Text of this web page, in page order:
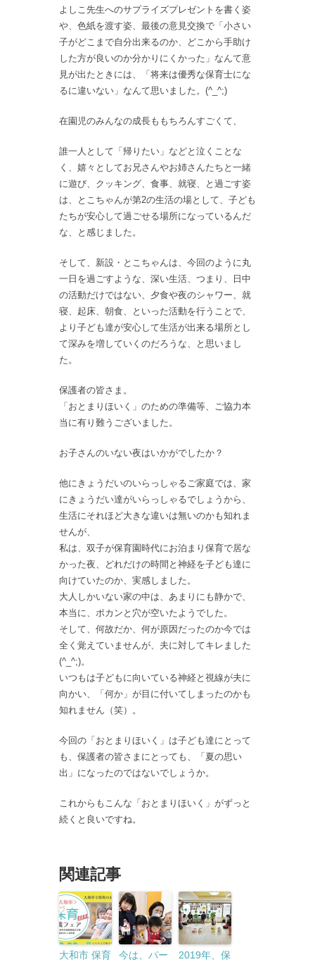
よしこ先生へのサプライズプレゼントを書く姿
や、色紙を渡す姿、最後の意見交換で「小さい
子がどこまで自分出来るのか、どこから手助け
した方が良いのか分かりにくかった」なんて意
見が出たときには、「将来は優秀な保育士にな
るに違いない」なんて思いました。(^_^;)
在園児のみんなの成長ももちろんすごくて、
誰一人として「帰りたい」などと泣くことな
く、嬉々としてお兄さんやお姉さんたちと一緒
に遊び、クッキング、食事、就寝、と過ごす姿
は、とこちゃんが第2の生活の場として、子ども
たちが安心して過ごせる場所になっているんだ
な、と感じました。
そして、新設・とこちゃんは、今回のように丸
一日を過ごすような、深い生活、つまり、日中
の活動だけではない、夕食や夜のシャワー、就
寝、起床、朝食、といった活動を行うことで、
より子ども達が安心して生活が出来る場所とし
て深みを増していくのだろうな、と思いまし
た。
保護者の皆さま。
「おとまりほいく」のための準備等、ご協力本
当に有り難うございました。
お子さんのいない夜はいかがでしたか？
他にきょうだいのいらっしゃるご家庭では、家
にきょうだい達がいらっしゃるでしょうから、
生活にそれほど大きな違いは無いのかも知れま
せんが、
私は、双子が保育園時代にお泊まり保育で居な
かった夜、どれだけの時間と神経を子ども達に
向けていたのか、実感しました。
大人しかいない家の中は、あまりにも静かで、
本当に、ポカンと穴が空いたようでした。
そして、何故だか、何が原因だったのか今では
全く覚えていませんが、夫に対してキレました
(^_^;)。
いつもは子どもに向いている神経と視線が夫に
向かい、「何か」が目に付いてしまったのかも
知れません（笑）。
今回の「おとまりほいく」は子ども達にとって
も、保護者の皆さまにとっても、「夏の思い
出」になったのではないでしょうか。
これからもこんな「おとまりほいく」がずっと
続くと良いですね。
関連記事
大和市 保育
今は、パー
2019年、保